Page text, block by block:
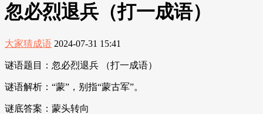
忽必烈退兵（打一成语）
大家猜成语 2024-07-31 15:41
谜语题目：忽必烈退兵 （打一成语）
谜语解析：“蒙”，别指“蒙古军”。
谜底答案：蒙头转向